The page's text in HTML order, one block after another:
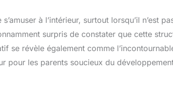
à l’intérieur, surtout lorsqu’il n’est
surpris de constater que cette
se révèle également comme
pour les parents soucieux du